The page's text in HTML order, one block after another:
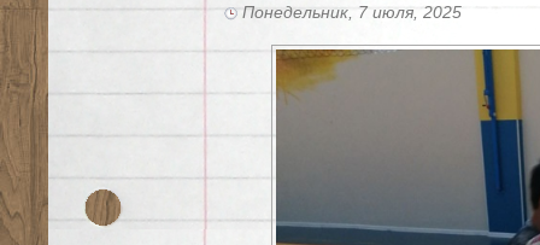
Понедельник, 7 июля, 2025